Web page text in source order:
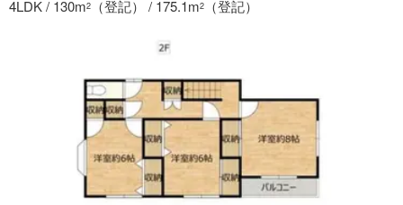
4LDK / 130m2 （登記） / 175.1m2 （登記）